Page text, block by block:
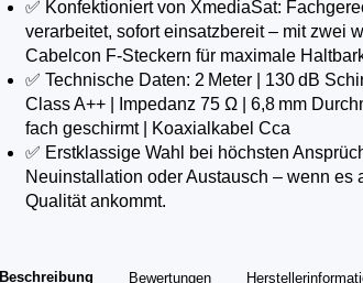
✅ Konfektioniert von XmediaSat:
verarbeitet, sofort einsatzbereit – mit zwei
Cabelcon F-Steckern für maximale
✅ Technische Daten: 2 Meter | 130 dB
Class A++ | Impedanz 75 Ω | 6,8 mm
fach geschirmt | Koaxialkabel Cca
✅ Erstklassige Wahl bei höchsten
Neuinstallation oder Austausch – wenn es
Qualität ankommt.
Beschreibung Bewertungen